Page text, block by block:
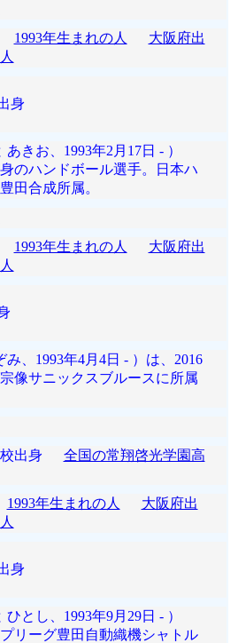
1993年生まれの人
大阪府出
身
きお、1993年2月17日 - ）
のハンドボール選手。日本ハ
田合成所属。
1993年生まれの人
大阪府出
、1993年4月4日 - ）は、2016
像サニックスブルースに所属
校出身 全国の常翔啓光学園高
1993年生まれの人
大阪府出
身
とし、1993年9月29日 - ）
リーグ豊田自動織機シャトル